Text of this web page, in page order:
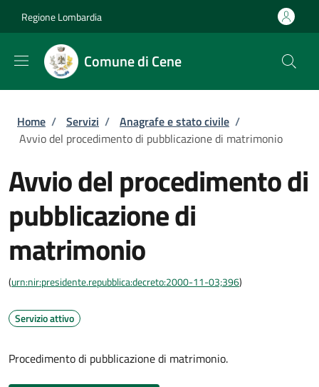
Regione Lombardia
Comune di Cene
Briciole di pane
Home / Servizi / Anagrafe e stato civile /
Avvio del procedimento di pubblicazione di matrimonio
Avvio del procedimento di
pubblicazione di
matrimonio
(urn:nir:presidente.repubblica:decreto:2000-11-03;396)
Servizio attivo
Procedimento di pubblicazione di matrimonio.